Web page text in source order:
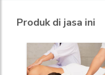
Produk di jasa ini